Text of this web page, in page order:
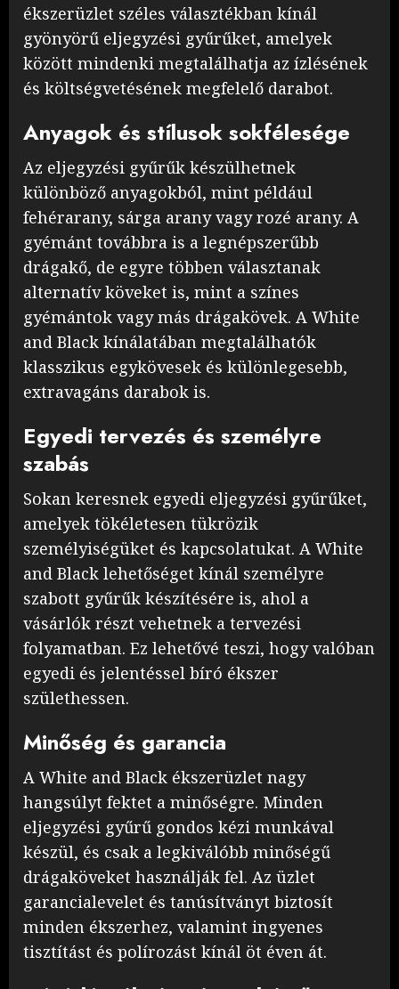
ékszerüzlet széles választékban kínál
gyönyörű eljegyzési gyűrűket, amelyek
között mindenki megtalálhatja az ízlésének
és költségvetésének megfelelő darabot.
Anyagok és stílusok sokfélesége
Az eljegyzési gyűrűk készülhetnek
különböző anyagokból, mint például
fehérarany, sárga arany vagy rozé arany. A
gyémánt továbbra is a legnépszerűbb
drágakő, de egyre többen választanak
alternatív köveket is, mint a színes
gyémántok vagy más drágakövek. A White
and Black kínálatában megtalálhatók
klasszikus egykövesek és különlegesebb,
extravagáns darabok is.
Egyedi tervezés és személyre
szabás
Sokan keresnek egyedi eljegyzési gyűrűket,
amelyek tökéletesen tükrözik
személyiségüket és kapcsolatukat. A White
and Black lehetőséget kínál személyre
szabott gyűrűk készítésére is, ahol a
vásárlók részt vehetnek a tervezési
folyamatban. Ez lehetővé teszi, hogy valóban
egyedi és jelentéssel bíró ékszer
születhessen.
Minőség és garancia
A White and Black ékszerüzlet nagy
hangsúlyt fektet a minőségre. Minden
eljegyzési gyűrű gondos kézi munkával
készül, és csak a legkiválóbb minőségű
drágaköveket használják fel. Az üzlet
garancialevelet és tanúsítványt biztosít
minden ékszerhez, valamint ingyenes
tisztítást és polírozást kínál öt éven át.